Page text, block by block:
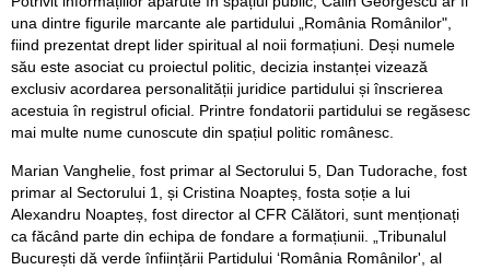
una dintre figurile marcante ale partidului „România Românilor",
fiind prezentat drept lider spiritual al noii formațiuni. Deși numele
său este asociat cu proiectul politic, decizia instanței vizează
exclusiv acordarea personalității juridice partidului și înscrierea
acestuia în registrul oficial. Printre fondatorii partidului se regăsesc
mai multe nume cunoscute din spațiul politic românesc.
Marian Vanghelie, fost primar al Sectorului 5, Dan Tudorache, fost
primar al Sectorului 1, și Cristina Noapteș, fosta soție a lui
Alexandru Noapteș, fost director al CFR Călători, sunt menționați
ca făcând parte din echipa de fondare a formațiunii. „Tribunalul
București dă verde înființării Partidului ‘România Românilor', al